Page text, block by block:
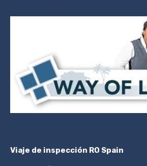
Viaje de inspección RO Spain